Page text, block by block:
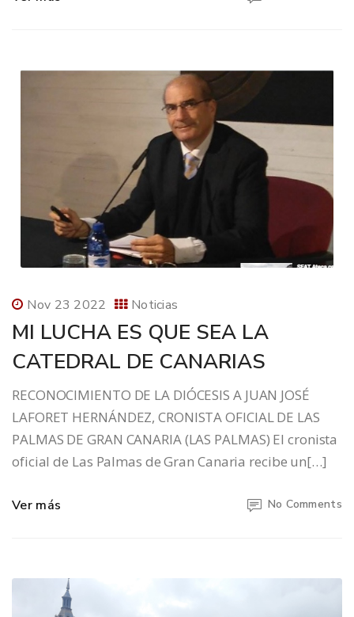
Nov 23 2022 Noticias
MI LUCHA ES QUE SEA LA
CATEDRAL DE CANARIAS
RECONOCIMIENTO DE LA DIÓCESIS A JUAN JOSÉ
LAFORET HERNÁNDEZ, CRONISTA OFICIAL DE LAS
PALMAS DE GRAN CANARIA (LAS PALMAS) El cronista
oficial de Las Palmas de Gran Canaria recibe un[…]
Ver más No Comments